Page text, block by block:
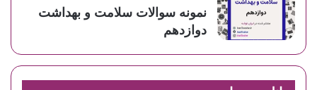
نمونه سوالات سلامت و بهداشت
دوازدهم